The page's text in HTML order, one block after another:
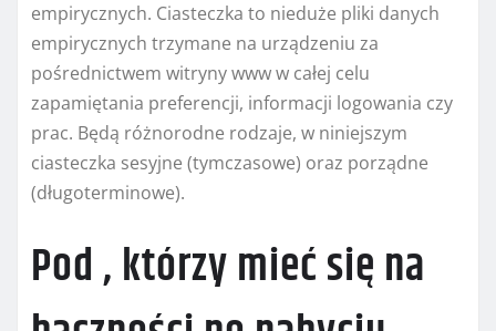
empirycznych. Ciasteczka to nieduże pliki danych
empirycznych trzymane na urządzeniu za
pośrednictwem witryny www w całej celu
zapamiętania preferencji, informacji logowania czy
prac. Będą różnorodne rodzaje, w niniejszym
ciasteczka sesyjne (tymczasowe) oraz porządne
(długoterminowe).
Pod , którzy mieć się na